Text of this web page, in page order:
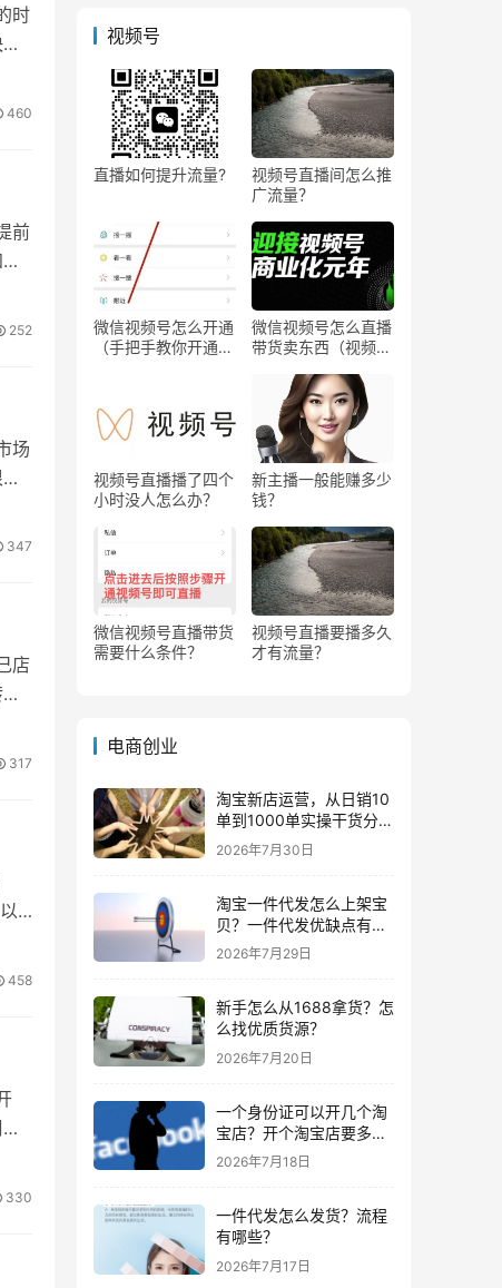
会
时
460
前
252
场
347
店
317
458
330
视频号
直播如何提升流量?
视频号直播间怎么推
广流量？
微信视频号怎么开通
（手把手教你开通微
微信视频号怎么直播
带货卖东西（视频号
视频号直播播了四个
小时没人怎么办？
新主播一般能赚多少
钱？
微信视频号直播带货
需要什么条件？
视频号直播要播多久
才有流量？
电商创业
淘宝新店运营，从日销10
单到1000单实操干货分
享！
2026年7月30日
淘宝一件代发怎么上架宝
贝？一件代发优缺点有哪
些？
2026年7月29日
新手怎么从1688拿货？怎
么找优质货源？
2026年7月20日
一个身份证可以开几个淘
宝店？开个淘宝店要多少
钱？
2026年7月18日
一件代发怎么发货？流程
有哪些？
2026年7月17日